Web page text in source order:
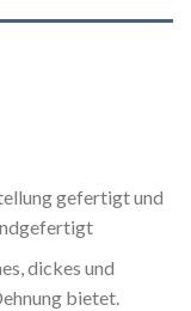
gefertigt und
dickes und
bietet.